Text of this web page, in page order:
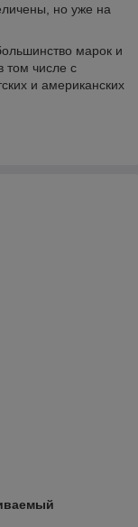
но уже на
марок и
том числе с
и американских